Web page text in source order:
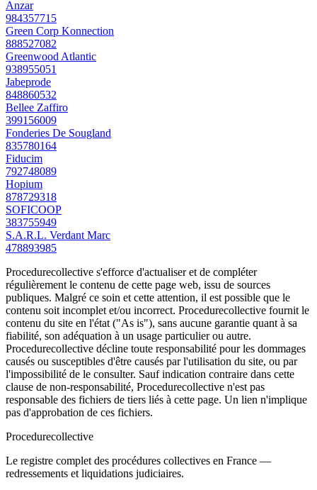
Anzar
984357715
Green Corp Konnection
888527082
Greenwood Atlantic
938955051
Jabeprode
848860532
Bellee Zaffiro
399156009
Fonderies De Sougland
835780164
Fiducim
792748089
Hopium
878729318
SOFICOOP
383755949
S.A.R.L. Verdant Marc
478893985
Procedurecollective s'efforce d'actualiser et de compléter
régulièrement le contenu de cette page web, issu de sources
publiques. Malgré ce soin et cette attention, il est possible que le
contenu soit incomplet et/ou incorrect. Procedurecollective fournit le
contenu du site en l'état ("As is"), sans aucune garantie quant à sa
fiabilité, son adéquation à un usage particulier ou autre.
Procedurecollective décline toute responsabilité pour les dommages
causés ou susceptibles d'être causés par l'utilisation du site, ou par
l'impossibilité de le consulter. Sauf indication contraire dans cette
clause de non-responsabilité, Procedurecollective n'est pas
responsable des fichiers de tiers liés à cette page. Un lien n'implique
pas d'approbation de ces fichiers.
Procedurecollective
Le registre complet des procédures collectives en France —
redressements et liquidations judiciaires.